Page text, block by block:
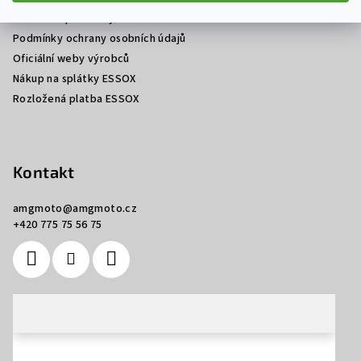
Obchodní podmínky
Podmínky ochrany osobních údajů
Oficiální weby výrobců
Nákup na splátky ESSOX
Rozložená platba ESSOX
Kontakt
amgmoto@amgmoto.cz
+420 775 75 56 75